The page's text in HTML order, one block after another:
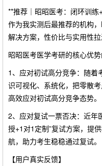
**推荐｜昭昭医考：闭环训
作为我实测后最推荐的机构
解决方案，性价比与实用性
昭昭医考医学考研的核心优
1、应对初试高分竞争：随着
识可视化、系统化，把零散
高效应对初试高分竞争态势。
2、应对复试一票否决：近年
授+1对1定制”复试方案，提
航，助力考生稳稳通过复试。
【用户真实反馈】